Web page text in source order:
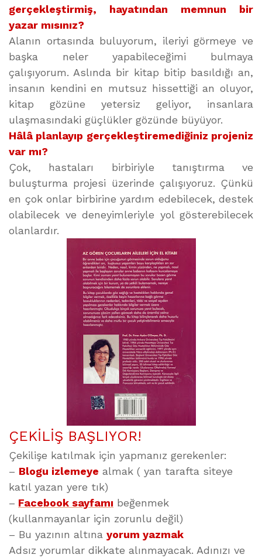
gerçekleştirmiş, hayatından memnun bir
yazar mısınız?
Alanın ortasında buluyorum, ileriyi görmeye ve
başka neler yapabileceğimi bulmaya
çalışıyorum. Aslında bir kitap bitip basıldığı an,
insanın kendini en mutsuz hissettiği an oluyor,
kitap gözüne yetersiz geliyor, insanlara
ulaşmasındaki güçlükler gözünde büyüyor.
Hâlâ planlayıp gerçekleştiremediğiniz projeniz
var mı?
Çok, hastaları birbiriyle tanıştırma ve
buluşturma projesi üzerinde çalışıyoruz. Çünkü
en çok onlar birbirine yardım edebilecek, destek
olabilecek ve deneyimleriyle yol gösterebilecek
olanlardır.
ÇEKİLİŞ BAŞLIYOR!
Çekilişe katılmak için yapmanız gerekenler:
– Blogu izlemeye almak ( yan tarafta siteye
katıl yazan yere tık)
– Facebook sayfamı beğenmek
(kullanmayanlar için zorunlu değil)
– Bu yazının altına yorum yazmak
Adsız yorumlar dikkate alınmayacak. Adınızı ve